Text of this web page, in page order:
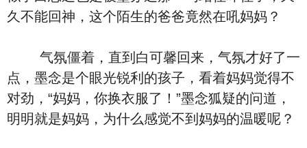
久不能回神，这个陌生的爸爸竟然在吼妈妈？
气氛僵着，直到白可馨回来，气氛才好了一
点，墨念是个眼光锐利的孩子，看着妈妈觉得不
对劲，“妈妈，你换衣服了！”墨念狐疑的问道，
明明就是妈妈，为什么感觉不到妈妈的温暖呢？